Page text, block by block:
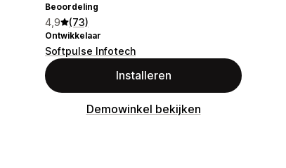
Beoordeling
4,9 (73)
Ontwikkelaar
Softpulse Infotech
Installeren
Demowinkel bekijken